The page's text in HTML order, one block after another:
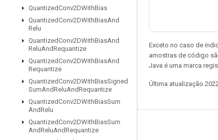
QuantizedConv2DWithBias
QuantizedConv2DWithBiasAnd
Relu
QuantizedConv2DWithBiasAnd
ReluAndRequantize
QuantizedConv2DWithBiasAnd
Requantize
QuantizedConv2DWithBiasSigned
SumAndReluAndRequantize
QuantizedConv2DWithBiasSum
AndRelu
QuantizedConv2DWithBiasSum
AndReluAndRequantize
Exceto no caso de
amostras de código
Java é uma marca
Última atualização
Permanecer conectado